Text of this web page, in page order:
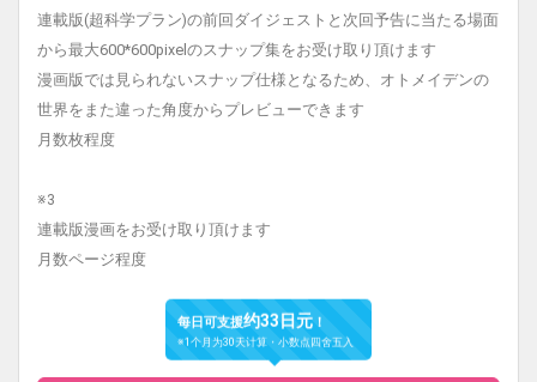
連載版(超科学プラン)の前回ダイジェストと次回予告に当たる場面
から最大600*600pixelのスナップ集をお受け取り頂けます
漫画版では見られないスナップ仕様となるため、オトメイデンの
世界をまた違った角度からプレビューできます
月数枚程度
※3
連載版漫画をお受け取り頂けます
月数ページ程度
每日可支援约33日元！
※1个月为30天计算・小数点四舍五入